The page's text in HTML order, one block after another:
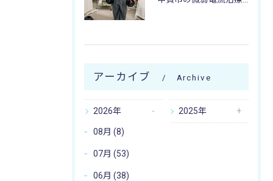
アーカイブ Archive
2026年
08月 (8)
07月 (53)
06月 (38)
2025年